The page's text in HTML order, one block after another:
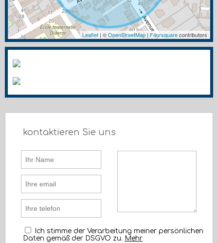
Leaflet | ©OpenStreetMap | Foursquarecontributors
kontaktieren Sie uns
Ich stimme der Verarbeitung meiner persönlichen
Daten gemäß der DSGVO zu. Mehr